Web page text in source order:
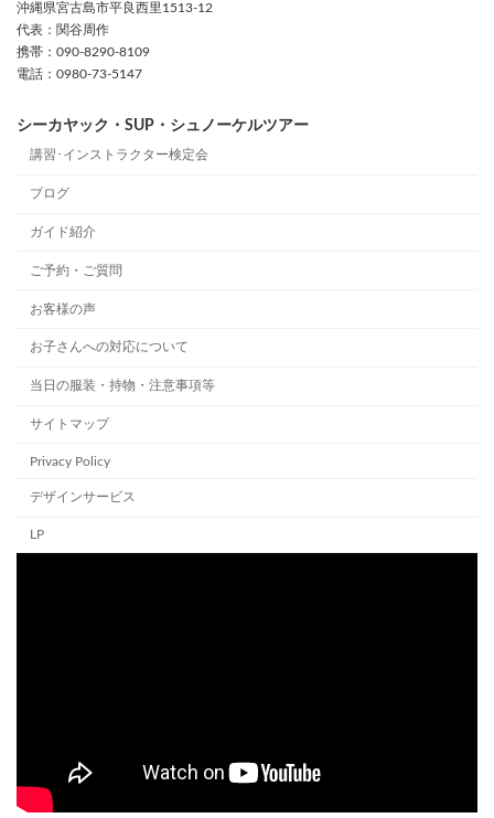
沖縄県宮古島市平良西里1513-12
代表：関谷周作
携帯：090-8290-8109
電話：0980-73-5147
シーカヤック・SUP・シュノーケルツアー
講習･インストラクター検定会
ブログ
ガイド紹介
ご予約・ご質問
お客様の声
お子さんへの対応について
当日の服装・持物・注意事項等
サイトマップ
Privacy Policy
デザインサービス
LP